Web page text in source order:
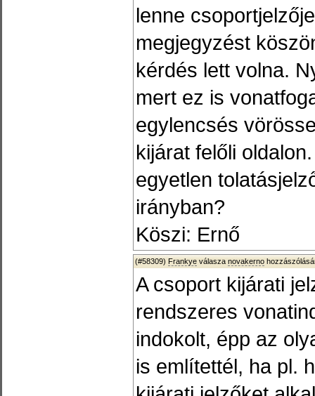
lenne
megjegyzést
kérdés lett volna.
mert ez is
egylencsés
kijárat felőli
egyetlen
irányban?
Köszi: Ernő
(#58309) Frankye válasza novakerno
A csoport kijárati
rendszeres
indokolt, épp az
is említettél, ha pl.